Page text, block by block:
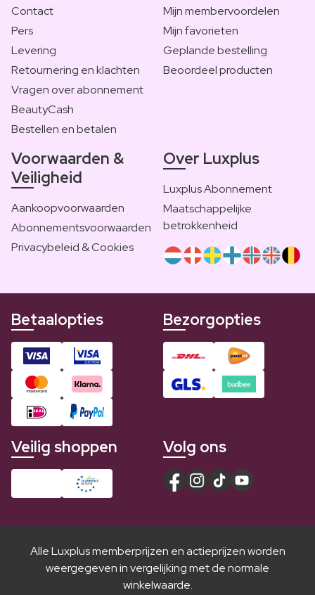
Contact
Pers
Levering
Retournering en klachten
Vragen over abonnement
BeautyCash
Bestellen en betalen
Mijn membervoordelen
Mijn favorieten
Geplande bestelling
Beoordeel producten
Voorwaarden &
Veiligheid
Aankoopvoorwaarden
Abonnementsvoorwaarden
Privacybeleid & Cookies
Over Luxplus
Luxplus Abonnement
Maatschappelijke
betrokkenheid
Betaalopties Bezorgopties
Veilig shoppen Volg ons
Alle Luxplus memberprijzen en actieprijzen worden
weergegeven in vergelijking met de normale
winkelwaarde.